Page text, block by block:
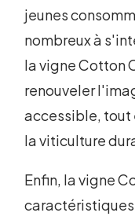
jeunes
nombreux à
la vigne Cotton
renouveler
accessible, tout
la viticulture
Enfin, la vigne